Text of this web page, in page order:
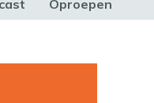
Oproepen